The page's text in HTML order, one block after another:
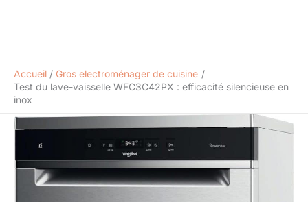
Accueil
Gros electroménager de cuisine
Test du lave-vaisselle WFC3C42PX : efficacité silencieuse en
inox